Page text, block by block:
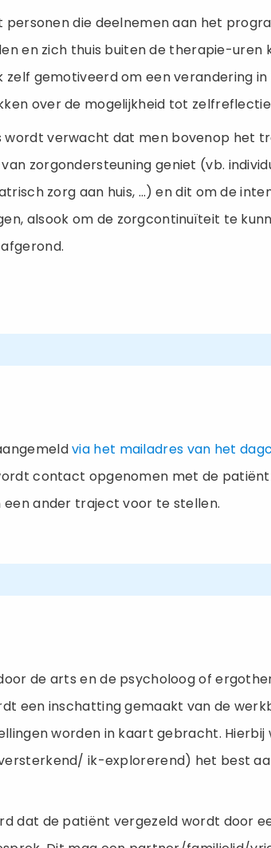
personen die deelnemen aan het
en zich thuis buiten de therapie-uren
zelf gemotiveerd om een verandering
over de mogelijkheid tot
wordt verwacht dat men bovenop het
zorgondersteuning geniet (vb.
zorg aan huis, …) en dit om de
alsook om de zorgcontinuïteit te
via het mailadres van het
contact opgenomen met de
ander traject voor te stellen.
de arts en de psycholoog of
een inschatting gemaakt van de
worden in kaart gebracht.
ik-explorerend) het best
dat de patiënt vergezeld wordt door